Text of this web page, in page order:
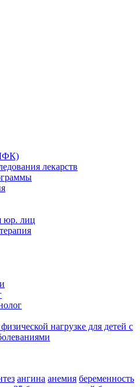
лекарств
юр. лиц
нагрузке для детей с
ангина анемия беременность